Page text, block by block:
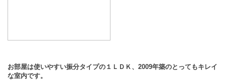
お部屋は使いやすい振分タイプの１ＬＤＫ、2009年築のとってもキレイ
な室内です。